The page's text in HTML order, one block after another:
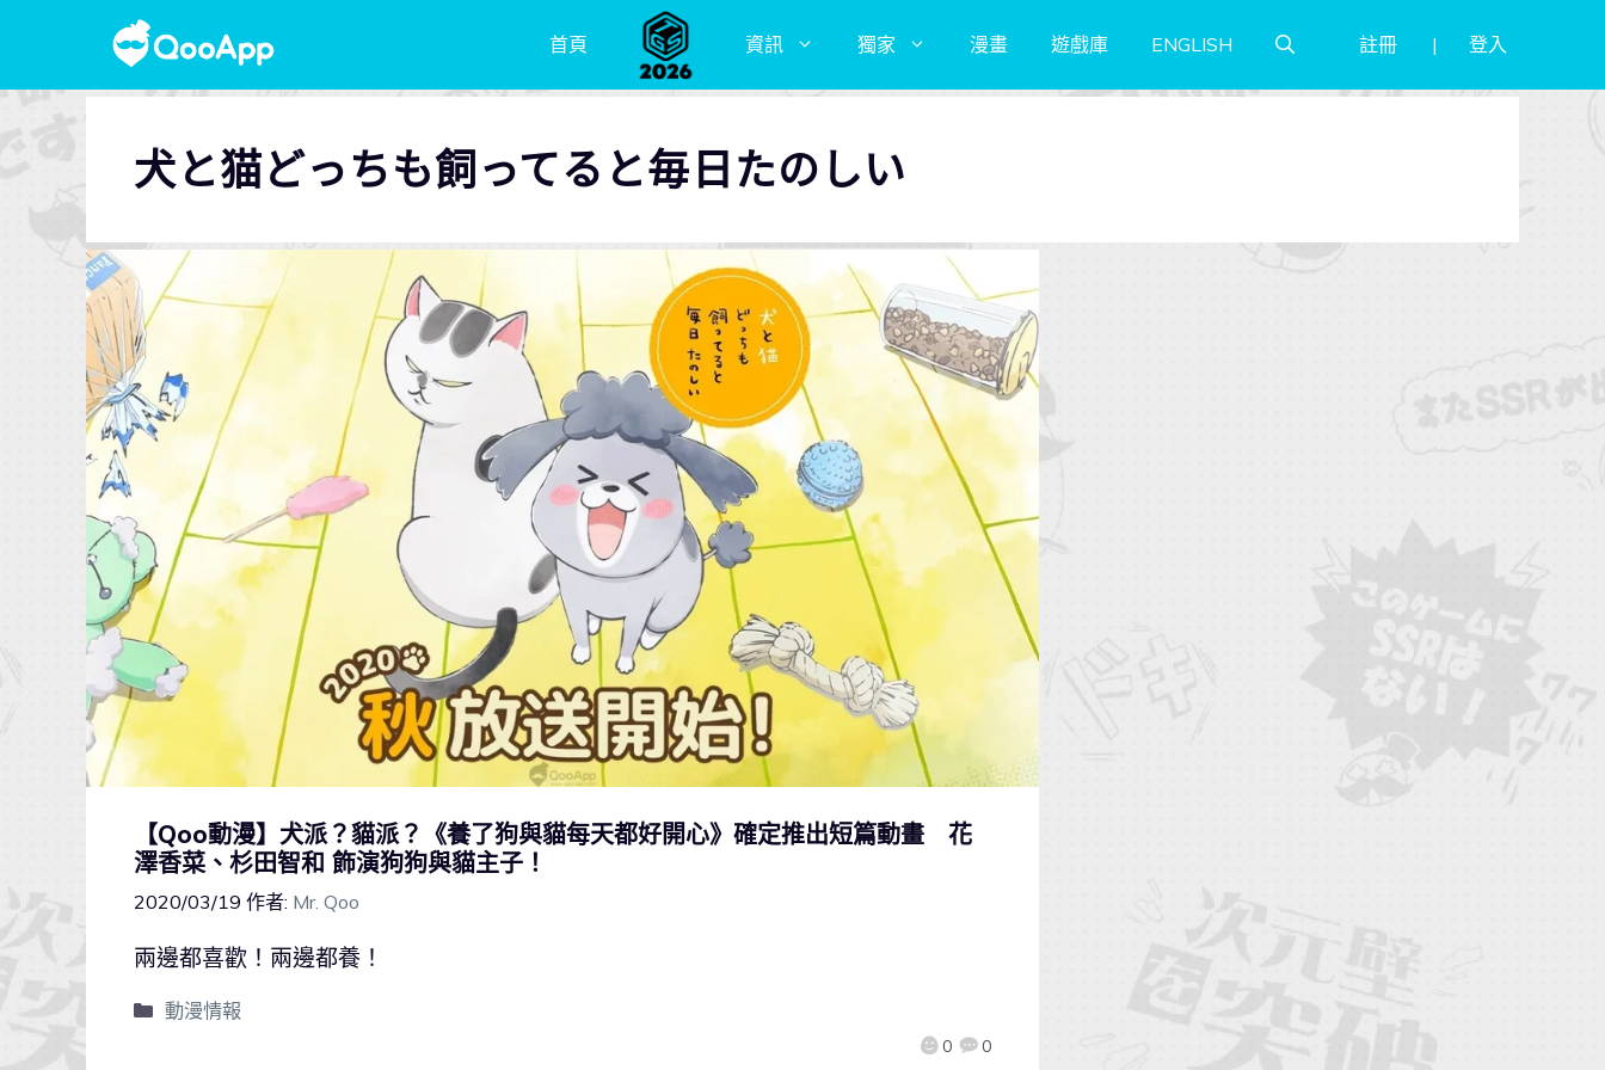
首頁 資訊 獨家 漫畫 遊戲庫 ENGLISH 註冊 登入
犬と猫どっちも飼ってると毎日たのしい
【Qoo動漫】犬派？貓派？《養了狗與貓每天都好開心》確定推出短篇動畫 花
澤香菜、杉田智和 飾演狗狗與貓主子！
2020/03/19 作者: Mr. Qoo
0 0
兩邊都喜歡！兩邊都養！
動漫情報